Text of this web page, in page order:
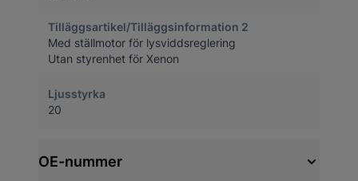
Tilläggsartikel/Tilläggsinformation 2
Med ställmotor för lysviddsreglering
Utan styrenhet för Xenon
Ljusstyrka
20
OE-nummer